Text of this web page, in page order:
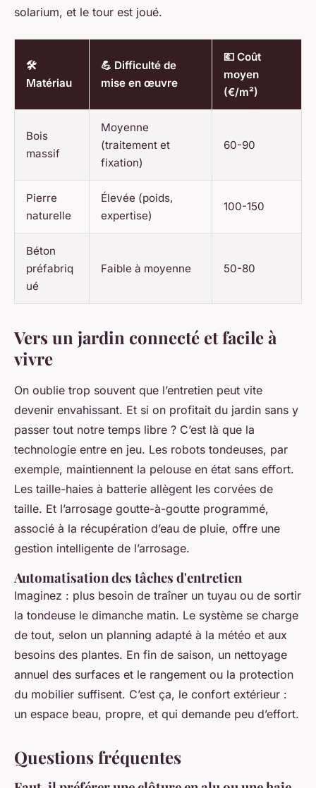
solarium, et le tour est joué.
🛠️
Matériau
💪 Difficulté de
mise en œuvre
💶 Coût
moyen
(€/m²)
Bois
massif
Moyenne
(traitement et
fixation)
60-90
Pierre
naturelle
Élevée (poids,
expertise)
100-150
Béton
préfabriq
ué
Faible à moyenne 50-80
Vers un jardin connecté et facile à
vivre
On oublie trop souvent que l’entretien peut vite
devenir envahissant. Et si on profitait du jardin sans y
passer tout notre temps libre ? C’est là que la
technologie entre en jeu. Les robots tondeuses, par
exemple, maintiennent la pelouse en état sans effort.
Les taille-haies à batterie allègent les corvées de
taille. Et l’arrosage goutte-à-goutte programmé,
associé à la récupération d’eau de pluie, offre une
gestion intelligente de l’arrosage.
Automatisation des tâches d'entretien
Imaginez : plus besoin de traîner un tuyau ou de sortir
la tondeuse le dimanche matin. Le système se charge
de tout, selon un planning adapté à la météo et aux
besoins des plantes. En fin de saison, un nettoyage
annuel des surfaces et le rangement ou la protection
du mobilier suffisent. C’est ça, le confort extérieur :
un espace beau, propre, et qui demande peu d’effort.
Questions fréquentes